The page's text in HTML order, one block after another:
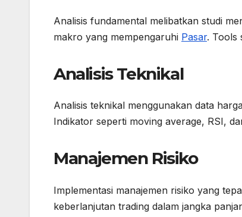
Analisis fundamental melibatkan studi
makro yang mempengaruhi Pasar. Tools
Analisis Teknikal
Analisis teknikal menggunakan data
Indikator seperti moving average, RSI,
Manajemen Risiko
Implementasi manajemen risiko yang
keberlanjutan trading dalam jangka